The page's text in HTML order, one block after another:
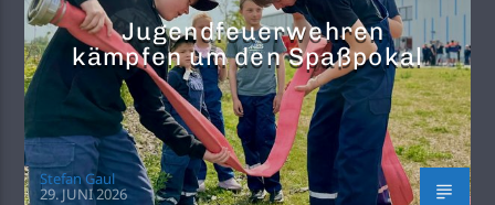
Jugendfeuerwehren
kämpfen um den Spaßpokal
Stefan Gaul
29. JUNI 2026